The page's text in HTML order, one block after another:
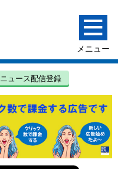
ニュース配信登録